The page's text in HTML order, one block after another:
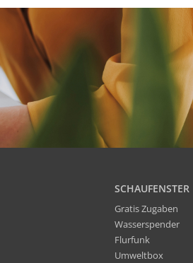
SCHAUFENSTER
Gratis Zugaben
Wasserspender
Flurfunk
Umweltbox